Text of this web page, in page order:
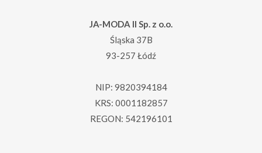
JA-MODA II Sp. z o.o.
Śląska 37B
93-257 Łódź
NIP: 9820394184
KRS: 0001182857
REGON: 542196101